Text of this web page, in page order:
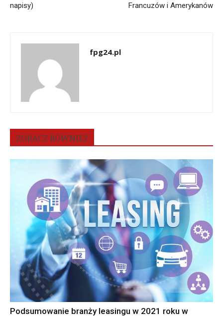
napisy) Francuzów i Amerykanów
fpg24.pl
ZOBACZ RÓWNIEŻ
Podsumowanie branży leasingu w 2021 roku w